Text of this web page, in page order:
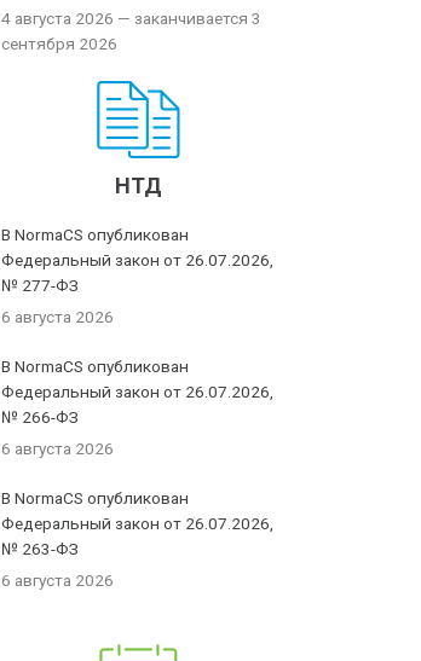
4 августа 2026 — заканчивается 3
сентября 2026
НТД
В NormaCS опубликован
Федеральный закон от 26.07.2026,
№ 277-ФЗ
6 августа 2026
В NormaCS опубликован
Федеральный закон от 26.07.2026,
№ 266-ФЗ
6 августа 2026
В NormaCS опубликован
Федеральный закон от 26.07.2026,
№ 263-ФЗ
6 августа 2026